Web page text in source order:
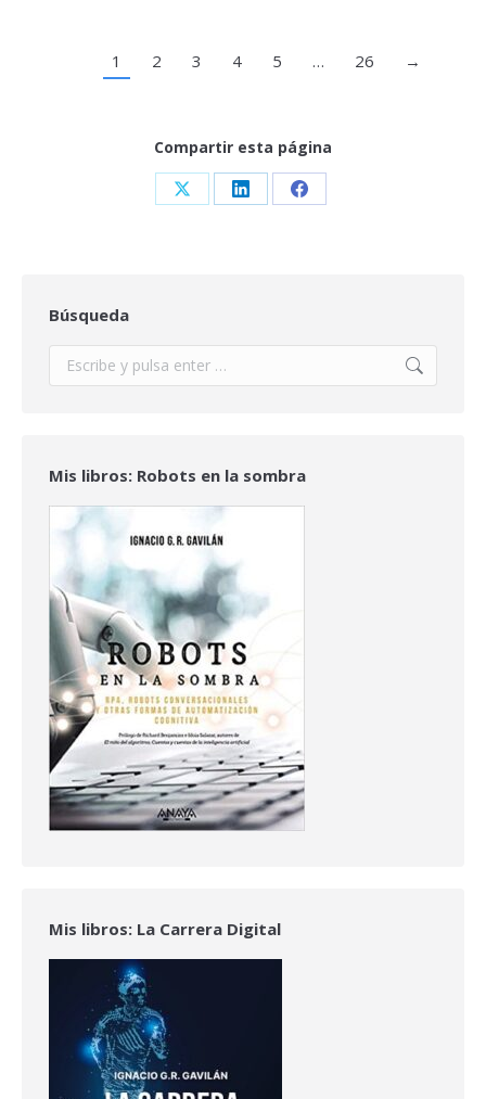
1 2 3 4 5 … 26 →
Compartir esta página
Share Share Share
Búsqueda
Buscar:
Mis libros: Robots en la sombra
Mis libros: La Carrera Digital